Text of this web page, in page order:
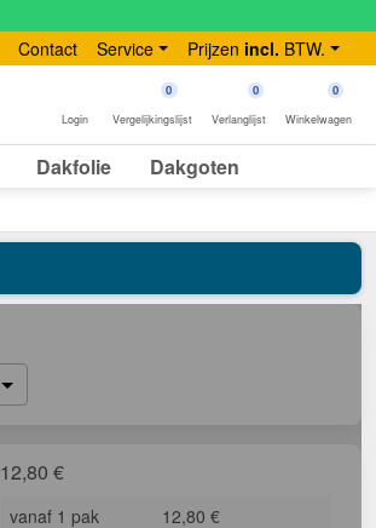
Contact Service Prijzen incl. BTW.
Login
0
Vergelijkingslijst
0
Verlanglijst
0
Winkelwagen
Dakfolie Dakgoten
12,80 €
vanaf 1 pak
12,80 €